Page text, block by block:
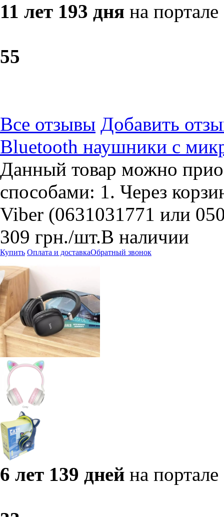
11 лет 193 дня на портале
55
Все отзывы Добавить
Bluetooth наушники с
Данный товар можно
способами: 1. Через
Viber (0631031771 или
309 грн./шт.В наличии
Купить Оплата и доставкаОбратный звонок
6 лет 139 дней на портале